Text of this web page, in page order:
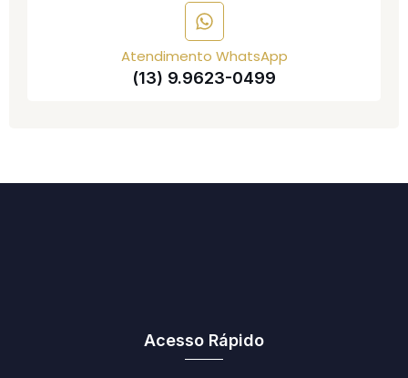
Atendimento WhatsApp
(13) 9.9623-0499
Acesso Rápido